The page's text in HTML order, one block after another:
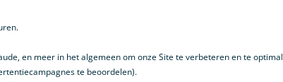
en meer in het algemeen om onze Site te verbeteren en te
te beoordelen).